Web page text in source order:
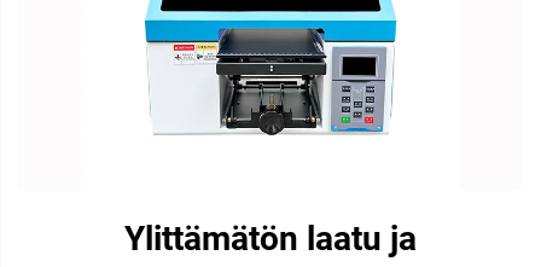
Ylittämätön laatu ja